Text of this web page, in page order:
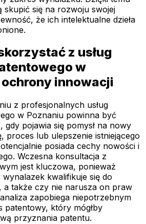
skupić się na rozwoju swojej
że ich intelektualne dzieła
z usług
w
innowacji
z profesjonalnych usług
w Poznaniu powinna być
gdy pojawia się pomysł na nowy
proces lub ulepszenie istniejącego
posiada cechy nowości i
Wczesna konsultacja z
jest kluczowa, ponieważ
kwalifikuje się do
a także czy nie narusza on praw
zapobiega niepotrzebnym
patentowy, który mógłby
przyznania patentu.